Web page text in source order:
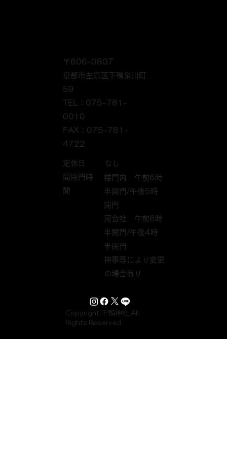
Copyright 下鴨神社 All
Rights Reserved.
〒606-0807
京都市左京区下鴨泉川町
59
TEL：075-781-
0010
FAX：075-781-
4722
定休日
なし
開閉門時
間
楼門内 午前6時
半開門/午後5時
閉門
河合社 午前6時
半開門/午後4時
半閉門
神事等により変更
の場合有り